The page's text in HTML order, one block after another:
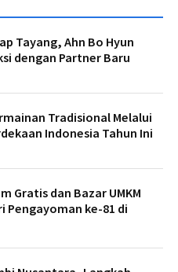
Tayang, Ahn Bo Hyun
dengan Partner Baru
Tradisional Melalui
Indonesia Tahun Ini
Gratis dan Bazar UMKM
Pengayoman ke-81 di